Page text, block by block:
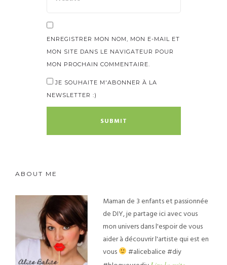
ENREGISTRER MON NOM, MON E-MAIL ET
MON SITE DANS LE NAVIGATEUR POUR
MON PROCHAIN COMMENTAIRE.
JE SOUHAITE M'ABONNER À LA
NEWSLETTER :)
ABOUT ME
Maman de 3 enfants et passionnée
de DIY, je partage ici avec vous
mon univers dans l'espoir de vous
aider à découvrir l'artiste qui est en
vous
#alicebalice #diy